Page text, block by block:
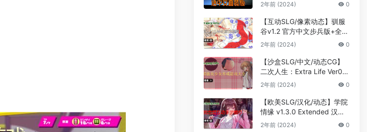
2年前 (2024) 0
【互动SLG/像素动态】驯服
谷v1.2 官方中文步兵版+全D
LC[712MB]
2年前 (2024) 0
【沙盒SLG/中文/动态CG】
二次人生：Extra Life Ver0.7
9 官方中文步兵版【PC+安
2年前 (2024) 0
【欧美SLG/汉化/动态】学院
情缘 v1.3.0 Extended 汉化
版【PC+安卓/3.6G/更新】
2年前 (2024) 0